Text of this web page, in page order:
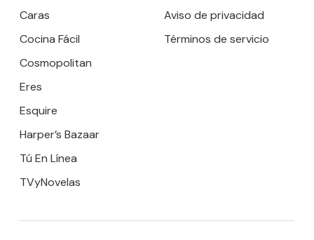
Caras
Cocina Fácil
Cosmopolitan
Eres
Esquire
Harper’s Bazaar
Tú En Línea
TVyNovelas
Aviso de privacidad
Términos de servicio